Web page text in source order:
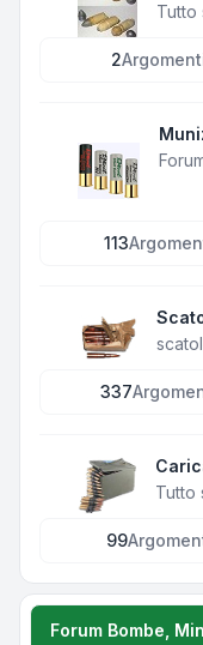
Tutto
2
113
337
Tutto
99
Forum Bombe,